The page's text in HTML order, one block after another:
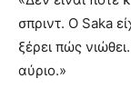
σπριντ. Ο Saka
ξέρει πώς
αύριο.»